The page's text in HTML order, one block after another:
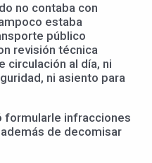
no contaba con
estaba
público
revisión técnica
circulación al día, ni
ni asiento para
formularle infracciones
de decomisar